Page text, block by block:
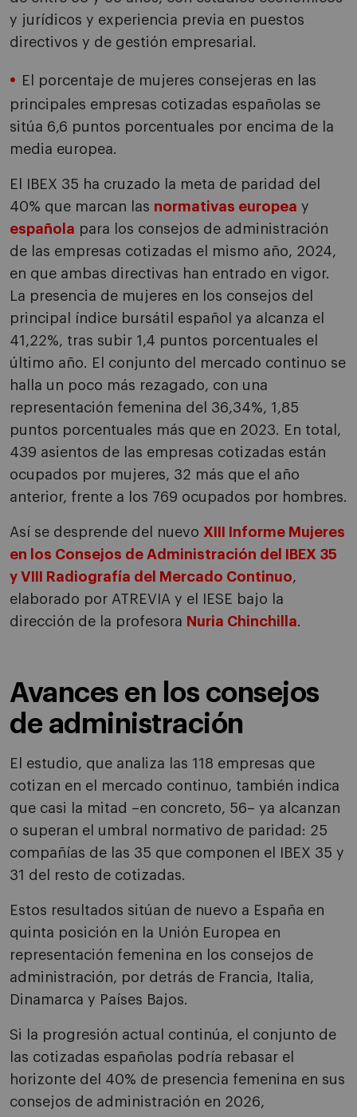
y jurídicos y experiencia previa en puestos
directivos y de gestión empresarial.
El porcentaje de mujeres consejeras en las
principales empresas cotizadas españolas se
sitúa 6,6 puntos porcentuales por encima de la
media europea.
El IBEX 35 ha cruzado la meta de paridad del
40% que marcan las normativas europea y
española para los consejos de administración
de las empresas cotizadas el mismo año, 2024,
en que ambas directivas han entrado en vigor.
La presencia de mujeres en los consejos del
principal índice bursátil español ya alcanza el
41,22%, tras subir 1,4 puntos porcentuales el
último año. El conjunto del mercado continuo se
halla un poco más rezagado, con una
representación femenina del 36,34%, 1,85
puntos porcentuales más que en 2023. En total,
439 asientos de las empresas cotizadas están
ocupados por mujeres, 32 más que el año
anterior, frente a los 769 ocupados por hombres.
Así se desprende del nuevo XIII Informe Mujeres
en los Consejos de Administración del IBEX 35
y VIII Radiografía del Mercado Continuo,
elaborado por ATREVIA y el IESE bajo la
dirección de la profesora Nuria Chinchilla.
Avances en los consejos
de administración
El estudio, que analiza las 118 empresas que
cotizan en el mercado continuo, también indica
que casi la mitad –en concreto, 56– ya alcanzan
o superan el umbral normativo de paridad: 25
compañías de las 35 que componen el IBEX 35 y
31 del resto de cotizadas.
Estos resultados sitúan de nuevo a España en
quinta posición en la Unión Europea en
representación femenina en los consejos de
administración, por detrás de Francia, Italia,
Dinamarca y Países Bajos.
Si la progresión actual continúa, el conjunto de
las cotizadas españolas podría rebasar el
horizonte del 40% de presencia femenina en sus
consejos de administración en 2026,